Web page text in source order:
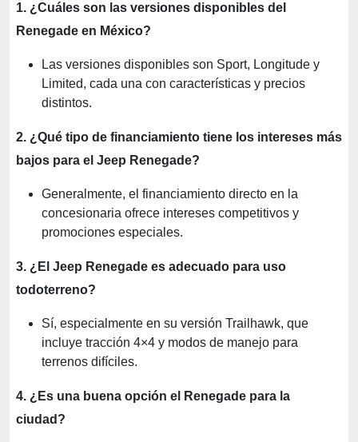
1. ¿Cuáles son las versiones disponibles del
Renegade en México?
Las versiones disponibles son Sport, Longitude y
Limited, cada una con características y precios
distintos.
2. ¿Qué tipo de financiamiento tiene los intereses más
bajos para el Jeep Renegade?
Generalmente, el financiamiento directo en la
concesionaria ofrece intereses competitivos y
promociones especiales.
3. ¿El Jeep Renegade es adecuado para uso
todoterreno?
Sí, especialmente en su versión Trailhawk, que
incluye tracción 4×4 y modos de manejo para
terrenos difíciles.
4. ¿Es una buena opción el Renegade para la
ciudad?